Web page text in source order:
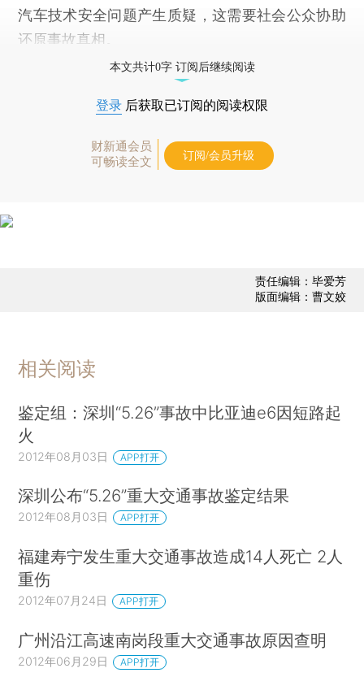
汽车技术安全问题产生质疑，这需要社会公众协助
还原事故真相。
本文共计0字 订阅后继续阅读
登录 后获取已订阅的阅读权限
财新通会员
可畅读全文
订阅/会员升级
责任编辑：毕爱芳
版面编辑：曹文姣
相关阅读
鉴定组：深圳“5.26”事故中比亚迪e6因短路起
火
2012年08月03日 APP打开
深圳公布“5.26”重大交通事故鉴定结果
2012年08月03日 APP打开
福建寿宁发生重大交通事故造成14人死亡 2人
重伤
2012年07月24日 APP打开
广州沿江高速南岗段重大交通事故原因查明
2012年06月29日 APP打开